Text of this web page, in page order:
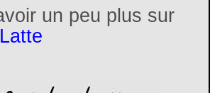
un peu plus sur